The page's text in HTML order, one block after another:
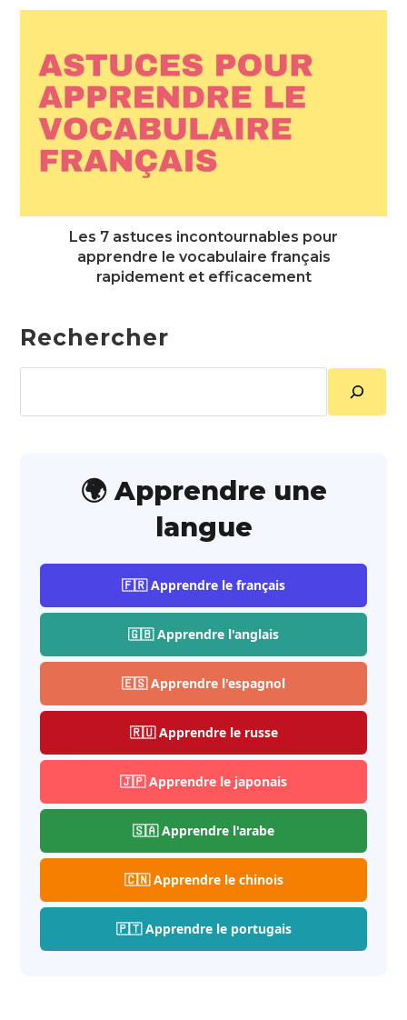
Les 7 astuces incontournables pour
apprendre le vocabulaire français
rapidement et efficacement
Rechercher
🌍 Apprendre une
langue
🇫🇷 Apprendre le français
🇬🇧 Apprendre l'anglais
🇪🇸 Apprendre l'espagnol
🇷🇺 Apprendre le russe
🇯🇵 Apprendre le japonais
🇸🇦 Apprendre l'arabe
🇨🇳 Apprendre le chinois
🇵🇹 Apprendre le portugais